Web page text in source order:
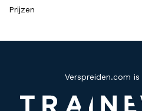
Prijzen
Verspreiden.com